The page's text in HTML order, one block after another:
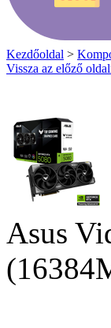
Kezdőoldal >
Vissza az előző
Asus